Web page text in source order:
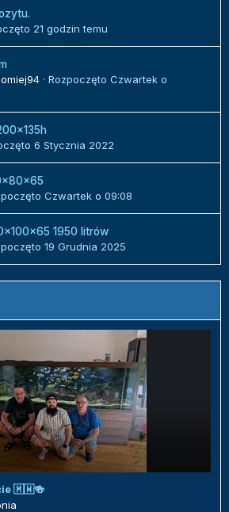
21 godzin temu
· Rozpoczęto Czwartek o
6 Stycznia 2022
Czwartek o 09:08
1950 litrów
19 Grudnia 2025
🇲🇼🍻